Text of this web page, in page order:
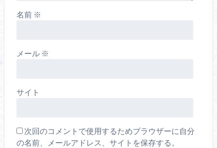
名前 ※
メール ※
サイト
次回のコメントで使用するためブラウザーに自分
の名前、メールアドレス、サイトを保存する。